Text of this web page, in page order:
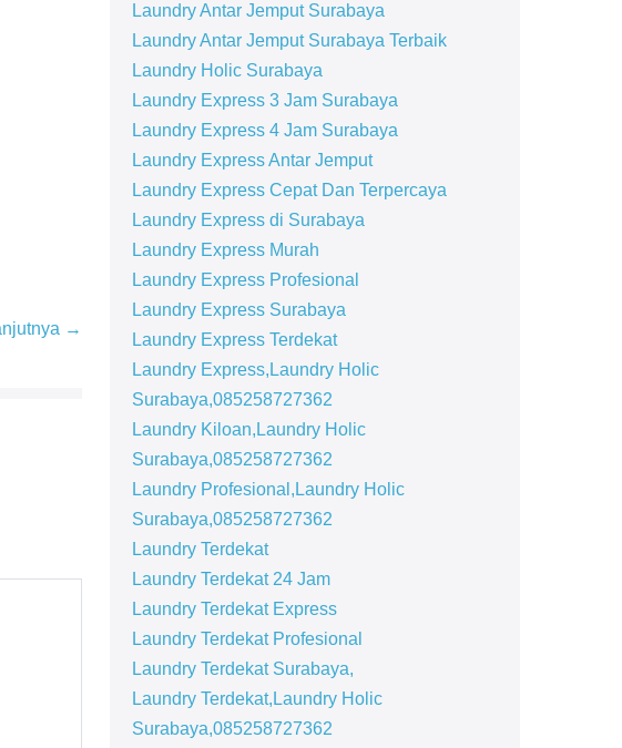
→
Laundry Antar Jemput Surabaya
Laundry Antar Jemput Surabaya Terbaik
Laundry Holic Surabaya
Laundry Express 3 Jam Surabaya
Laundry Express 4 Jam Surabaya
Laundry Express Antar Jemput
Laundry Express Cepat Dan Terpercaya
Laundry Express di Surabaya
Laundry Express Murah
Laundry Express Profesional
Laundry Express Surabaya
Laundry Express Terdekat
Laundry Express,Laundry Holic
Surabaya,085258727362
Laundry Kiloan,Laundry Holic
Surabaya,085258727362
Laundry Profesional,Laundry Holic
Surabaya,085258727362
Laundry Terdekat
Laundry Terdekat 24 Jam
Laundry Terdekat Express
Laundry Terdekat Profesional
Laundry Terdekat Surabaya,
Laundry Terdekat,Laundry Holic
Surabaya,085258727362